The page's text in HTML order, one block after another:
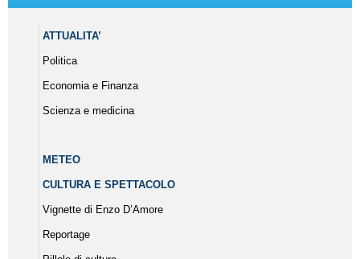
ATTUALITA’
Politica
Economia e Finanza
Scienza e medicina
METEO
CULTURA E SPETTACOLO
Vignette di Enzo D’Amore
Reportage